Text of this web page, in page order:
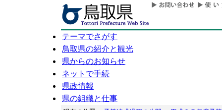
テーマでさがす
鳥取県の紹介と観光
県からのお知らせ
ネットで手続
県政情報
県の組織と仕事